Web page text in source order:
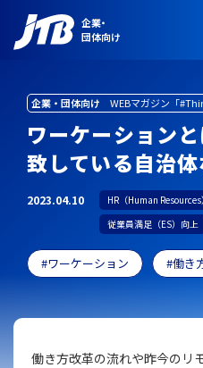
企業・
団体向け
企業・団体向け WEBマガジン「
ワーケーション
致している自治体
2023.04.10 HR（Human Resources）
従業員満足（ES）向上
ワーケーション 働き
働き方改革の流れや昨今のリ